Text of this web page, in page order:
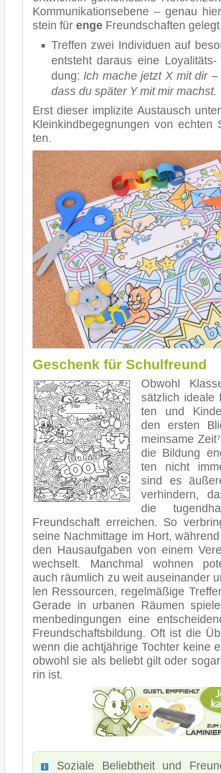
Kom­mu­ni­ka­ti­ons­ebe­ne – ge­nau
stein für enge Freund­schaf­ten
Tref­fen zwei In­di­vi­du­en auf
ent­steht dar­aus eine
dung: Ich ma­che jetzt X mit dir
dass du spä­ter Y mit mir machst.
Erst die­ser im­pli­zi­te Aus­tausch
Klein­kind­be­geg­nun­gen von ech­ten
ten.
Geschenk für Schulfreund
Ob­wohl
sätz­lich idea­le
ten und
den ers­ten
mein­sa­me
die Bil­dung
ten nicht
sind es
ver­hin­dern,
die
Freund­schaft er­rei­chen. So
sei­ne Nach­mit­ta­ge im Hort,
den Haus­auf­ga­ben von ei­nem
wech­selt. Manch­mal woh­nen
auch räum­lich zu weit aus­ein­an­der
len Res­sour­cen, re­gel­mä­ßi­ge
Ge­ra­de in ur­ba­nen Räu­men
men­be­din­gun­gen eine
Freund­schafts­bil­dung. Oft ist die
wenn die acht­jäh­ri­ge Toch­ter kei­ne
ob­wohl sie als be­liebt gilt oder
rin ist.
So­zia­le Be­liebt­heit und